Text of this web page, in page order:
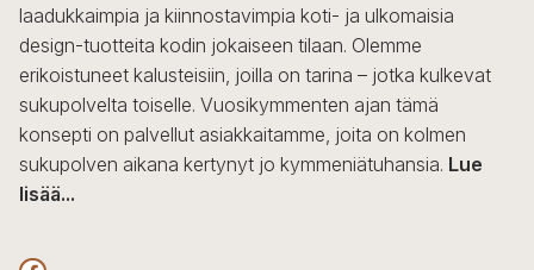
laadukkaimpia ja kiinnostavimpia koti- ja ulkomaisia
design-tuotteita kodin jokaiseen tilaan. Olemme
erikoistuneet kalusteisiin, joilla on tarina – jotka kulkevat
sukupolvelta toiselle. Vuosikymmenten ajan tämä
konsepti on palvellut asiakkaitamme, joita on kolmen
sukupolven aikana kertynyt jo kymmeniätuhansia. Lue
lisää...